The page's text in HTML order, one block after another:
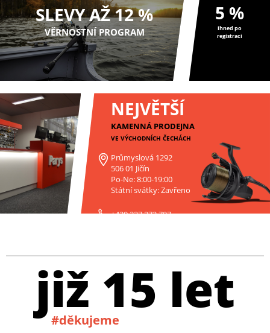
SLEVY AŽ 12 %
VĚRNOSTNÍ PROGRAM
5 %
ihned po
registraci
NEJVĚTŠÍ
KAMENNÁ PRODEJNA
VE VÝCHODNÍCH ČECHÁCH
Průmyslová 1292
506 01 Jičín
Po-Ne: 8:00-19:00
Státní svátky: Zavřeno
+420 227 272 797
již 15 let
#děkujeme